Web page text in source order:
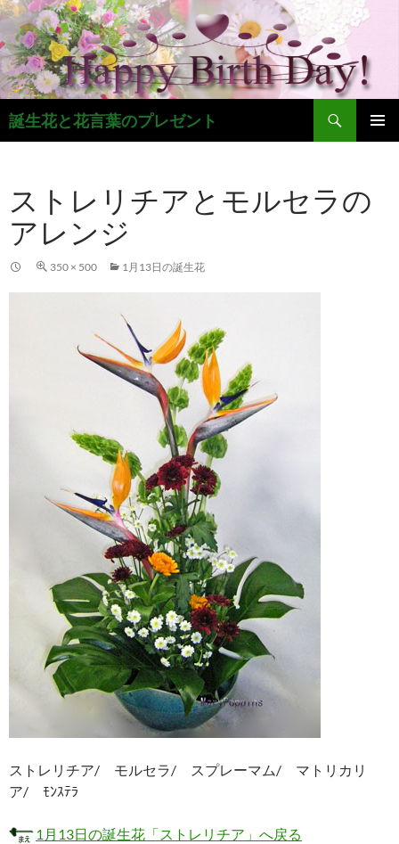
コ
ン
テ
ン
ツ
へ
ス
誕生花と花言葉のプレゼント
検
索
ストレリチアとモルセラの
アレンジ
350 × 500 1月13日の誕生花
ストレリチア/ モルセラ/ スプレーマム/ マトリカリ
ア/ ﾓﾝｽﾃﾗ
1月13日の誕生花「ストレリチア」へ戻る